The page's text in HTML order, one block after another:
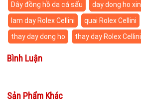
Dây đồng hồ da cá sấu
day dong ho xin
lam day Rolex Cellini
quai Rolex Cellini
thay day dong ho
thay day Rolex Cellini
Bình Luận
Sản Phẩm Khác